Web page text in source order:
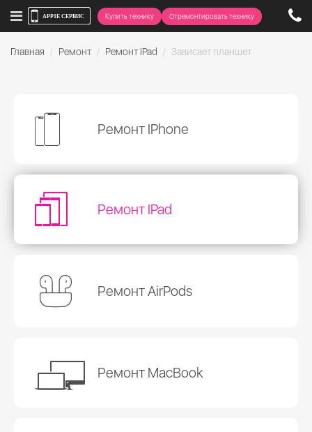
Купить технику Отремонтировать технику
Главная Ремонт Ремонт IPad Зависает планшет
Ремонт IPhone
Ремонт IPad
Ремонт AirPods
Ремонт MacBook